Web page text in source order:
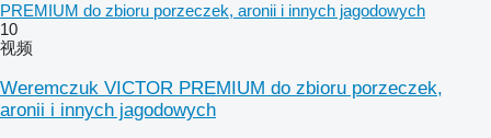
PREMIUM do zbioru porzeczek, aronii i innych jagodowych
10
视频
Weremczuk VICTOR PREMIUM do zbioru porzeczek,
aronii i innych jagodowych